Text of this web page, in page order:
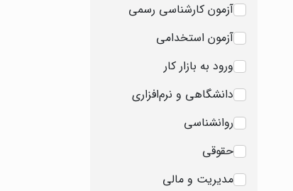
آزمون کارشناسی رسمی
آزمون استخدامی
ورود به بازار کار
دانشگاهی و نرم‌افزاری
روانشناسی
حقوقی
مدیریت و مالی